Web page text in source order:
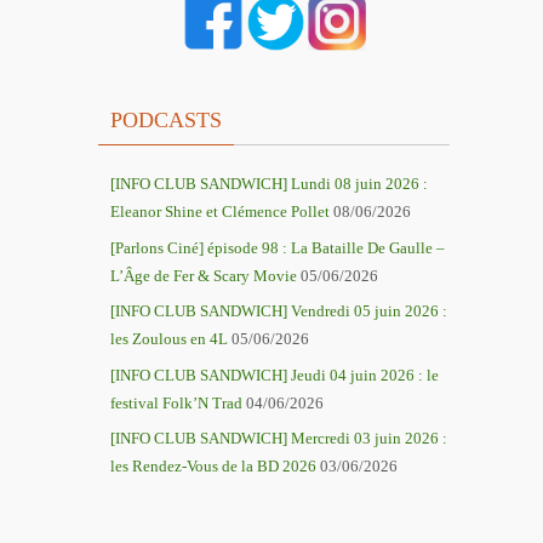
PODCASTS
[INFO CLUB SANDWICH] Lundi 08 juin 2026 :
Eleanor Shine et Clémence Pollet 08/06/2026
[Parlons Ciné] épisode 98 : La Bataille De Gaulle –
L’Âge de Fer & Scary Movie 05/06/2026
[INFO CLUB SANDWICH] Vendredi 05 juin 2026 :
les Zoulous en 4L 05/06/2026
[INFO CLUB SANDWICH] Jeudi 04 juin 2026 : le
festival Folk’N Trad 04/06/2026
[INFO CLUB SANDWICH] Mercredi 03 juin 2026 :
les Rendez-Vous de la BD 2026 03/06/2026